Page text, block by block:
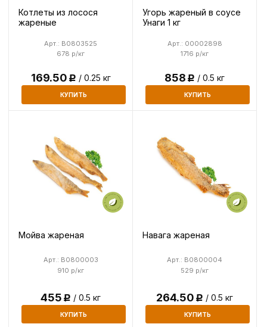
Котлеты из лосося
жареные
678 р/кг
Арт.: B0803525
169.50Р / 0.25 кг
КУПИТЬ
Угорь жареный в соусе
Унаги 1 кг
1716 р/кг
Арт.: 00002898
858Р / 0.5 кг
КУПИТЬ
Мойва жареная
910 р/кг
Арт.: B0800003
455Р / 0.5 кг
КУПИТЬ
Навага жареная
529 р/кг
Арт.: B0800004
264.50Р / 0.5 кг
КУПИТЬ